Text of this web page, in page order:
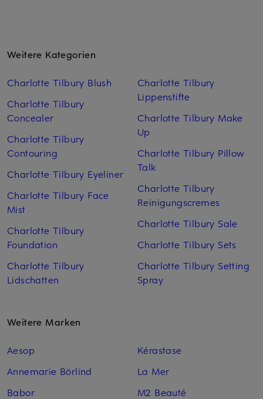
Weitere Kategorien
Charlotte Tilbury Blush
Charlotte Tilbury
Concealer
Charlotte Tilbury
Contouring
Charlotte Tilbury Eyeliner
Charlotte Tilbury Face
Mist
Charlotte Tilbury
Foundation
Charlotte Tilbury
Lidschatten
Charlotte Tilbury
Lippenstifte
Charlotte Tilbury Make
Up
Charlotte Tilbury Pillow
Talk
Charlotte Tilbury
Reinigungscremes
Charlotte Tilbury Sale
Charlotte Tilbury Sets
Charlotte Tilbury Setting
Spray
Weitere Marken
Aesop
Annemarie Börlind
Babor
Kérastase
La Mer
M2 Beauté